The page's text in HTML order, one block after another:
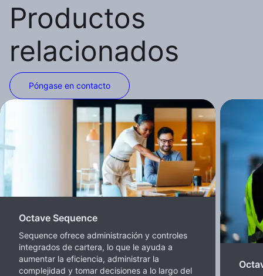
Productos
relacionados
Póngase en contacto
Octave Sequence
Sequence ofrece administración y controles
integrados de cartera, lo que le ayuda a
aumentar la eficiencia, administrar la
complejidad y tomar decisiones a lo largo del